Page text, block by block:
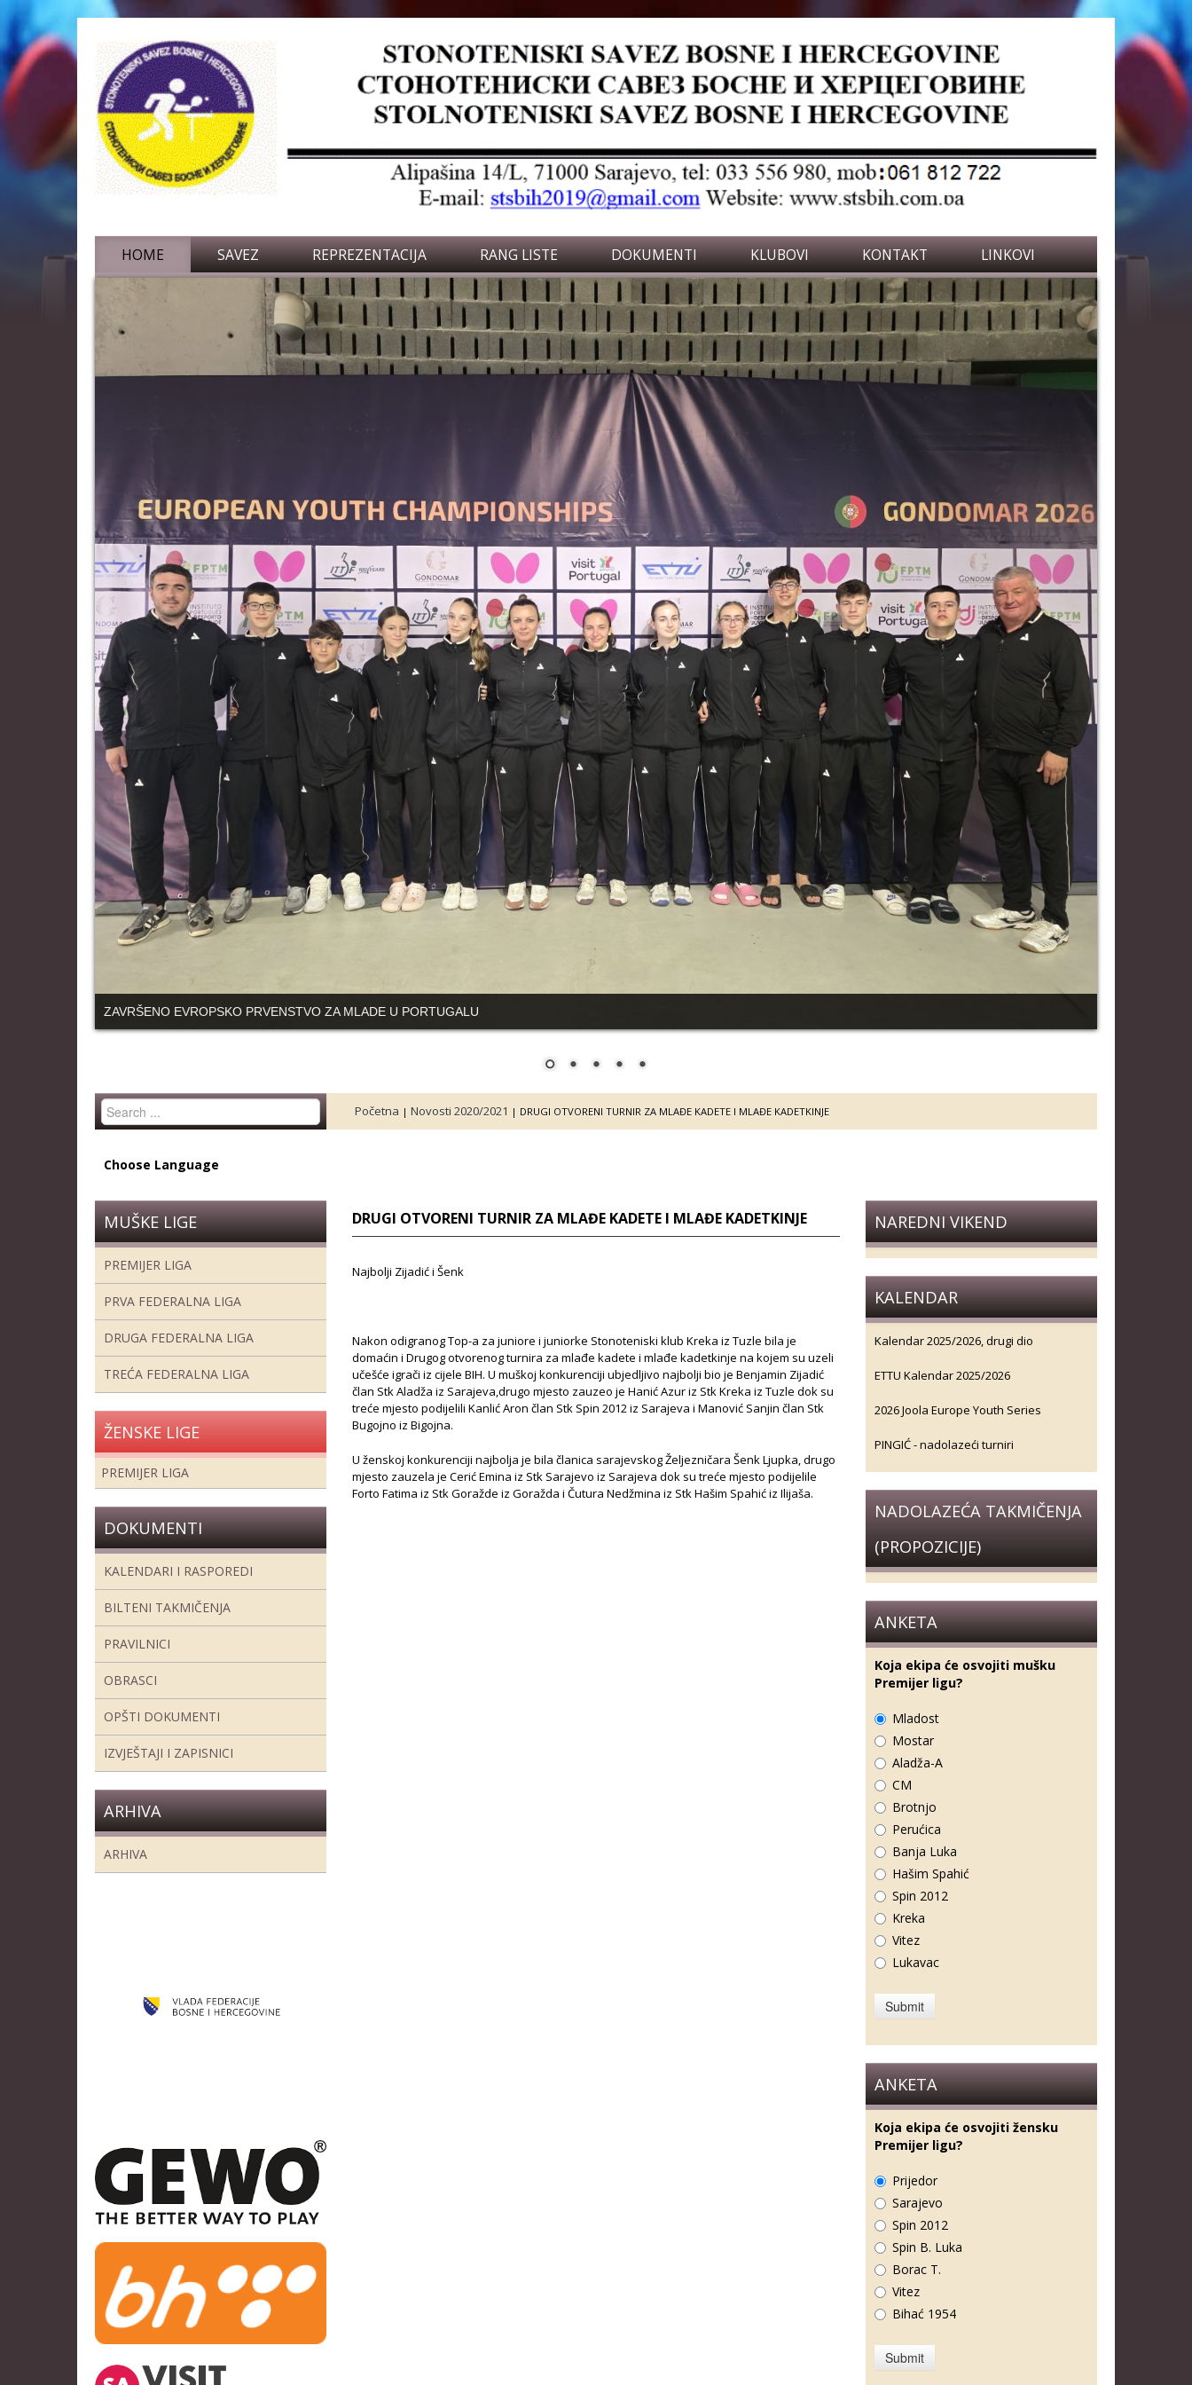
HOME SAVEZ REPREZENTACIJA RANG LISTE DOKUMENTI KLUBOVI KONTAKT LINKOVI
ZAVRŠENO EVROPSKO PRVENSTVO ZA MLADE U PORTUGALU
Search
...
Choose Language
Početna | Novosti 2020/2021 | DRUGI OTVORENI TURNIR ZA MLAĐE KADETE I MLAĐE KADETKINJE
MUŠKE LIGE
PREMIJER LIGA
PRVA FEDERALNA LIGA
DRUGA FEDERALNA LIGA
TREĆA FEDERALNA LIGA
ŽENSKE LIGE
PREMIJER LIGA
DOKUMENTI
KALENDARI I RASPOREDI
BILTENI TAKMIČENJA
PRAVILNICI
OBRASCI
OPŠTI DOKUMENTI
IZVJEŠTAJI I ZAPISNICI
ARHIVA
ARHIVA
DRUGI OTVORENI TURNIR ZA MLAĐE KADETE I MLAĐE KADETKINJE
Najbolji Zijadić i Šenk
Nakon odigranog Top-a za juniore i juniorke Stonoteniski klub Kreka iz Tuzle bila je
domaćin i Drugog otvorenog turnira za mlađe kadete i mlađe kadetkinje na kojem su uzeli
učešće igrači iz cijele BIH. U muškoj konkurenciji ubjedljivo najbolji bio je Benjamin Zijadić
član Stk Aladža iz Sarajeva,drugo mjesto zauzeo je Hanić Azur iz Stk Kreka iz Tuzle dok su
treće mjesto podijelili Kanlić Aron član Stk Spin 2012 iz Sarajeva i Manović Sanjin član Stk
Bugojno iz Bigojna.
U ženskoj konkurenciji najbolja je bila članica sarajevskog Željezničara Šenk Ljupka, drugo
mjesto zauzela je Cerić Emina iz Stk Sarajevo iz Sarajeva dok su treće mjesto podijelile
Forto Fatima iz Stk Goražde iz Goražda i Čutura Nedžmina iz Stk Hašim Spahić iz Ilijaša.
NAREDNI VIKEND
KALENDAR
Kalendar 2025/2026, drugi dio
ETTU Kalendar 2025/2026
2026 Joola Europe Youth Series
PINGIĆ - nadolazeći turniri
NADOLAZEĆA TAKMIČENJA
(PROPOZICIJE)
ANKETA
Koja ekipa će osvojiti mušku
Premijer ligu?
Mladost
Mostar
Aladža-A
CM
Brotnjo
Perućica
Banja Luka
Hašim Spahić
Spin 2012
Kreka
Vitez
Lukavac
ANKETA
Koja ekipa će osvojiti žensku
Premijer ligu?
Prijedor
Sarajevo
Spin 2012
Spin B. Luka
Borac T.
Vitez
Bihać 1954